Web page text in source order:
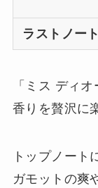
ラストノート
「ミス ディ
香りを贅沢に
トップノート
ガモットの爽